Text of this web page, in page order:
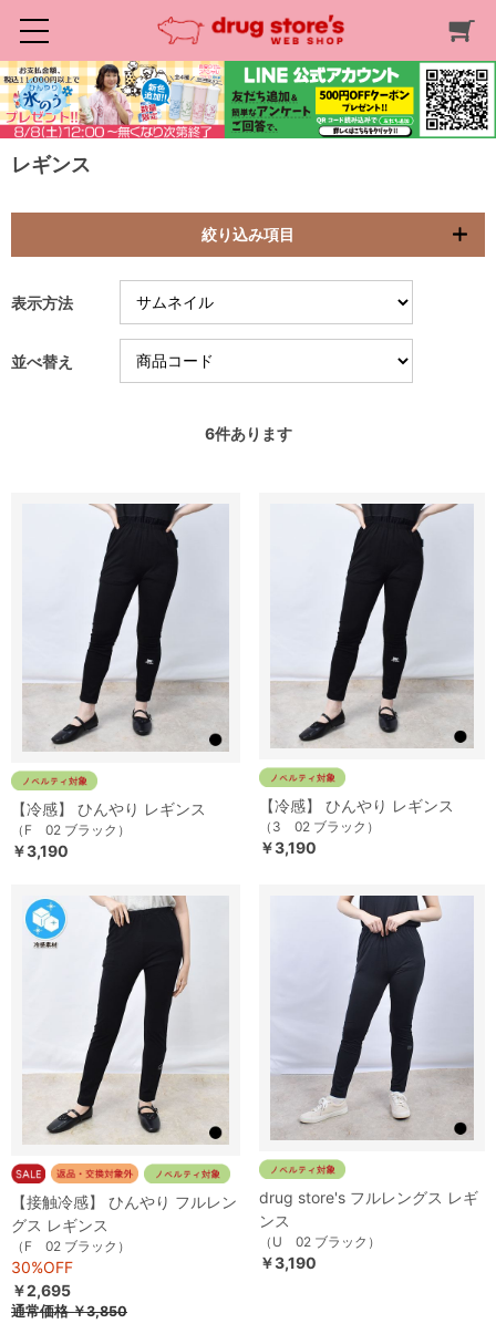
レギンス
絞り込み項目
表示方法
並べ替え
6件あります
【冷感】 ひんやり レギンス
（F 02 ブラック）
￥3,190
【冷感】 ひんやり レギンス
（3 02 ブラック）
￥3,190
【接触冷感】 ひんやり フルレン
グス レギンス
（F 02 ブラック）
30%OFF
￥2,695
通常価格￥3,850
drug store's フルレングス レギ
ンス
（U 02 ブラック）
￥3,190